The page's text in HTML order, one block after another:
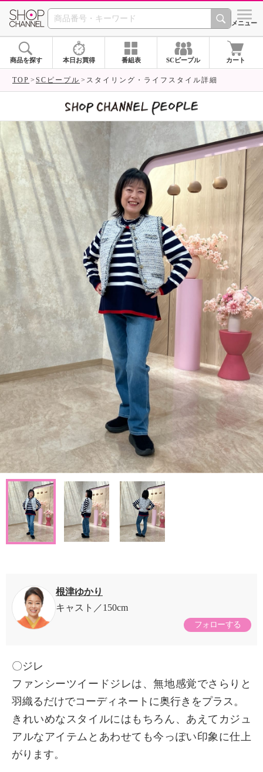
SHOP CHANNEL シメニュー
商品を探す 本日お買得 番組表 SCピープル カート
TOP SCピープル スタイリング・ライフスタイル詳細
根津ゆかり
キャスト
150cm
フォローする
〇ジレ
ファンシーツイードジレは、無地感覚でさらりと
羽織るだけでコーディネートに奥行きをプラス。
きれいめなスタイルにはもちろん、あえてカジュ
アルなアイテムとあわせても今っぽい印象に仕上
がります。